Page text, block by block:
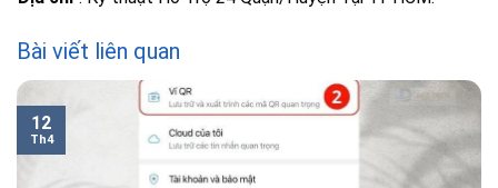
Bài viết liên quan
12
Th4